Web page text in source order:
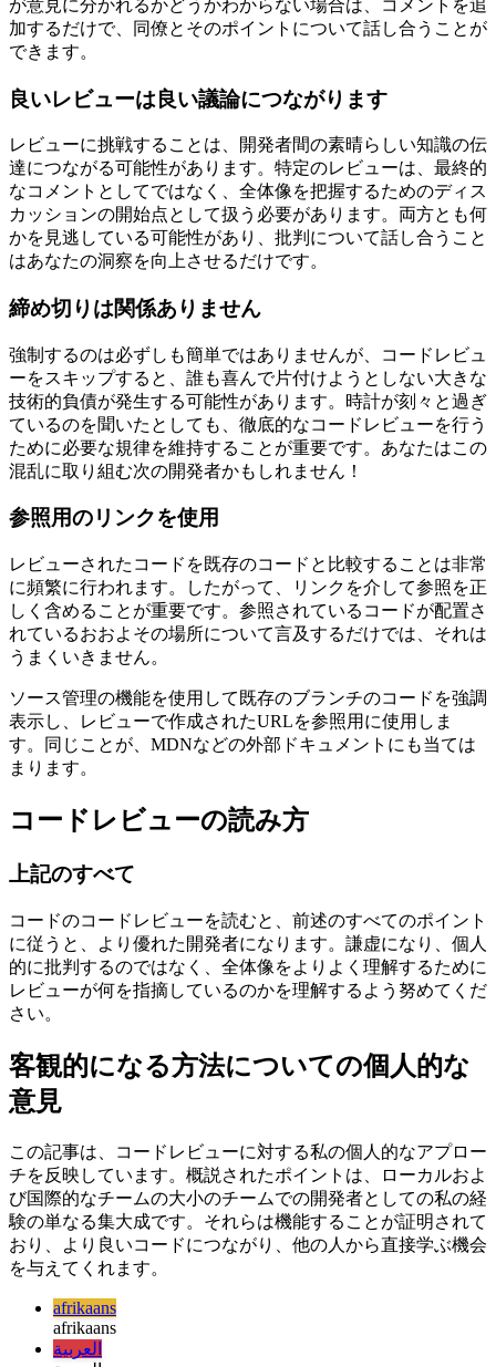
意見が省略されることです。たとえば、コードスタイルが保
守可能で、読みやすく、テスト可能である限り、コードスタ
イルがどのように見えるかは問題ではありません。レビュー
加するだけで、同僚とそのポイントについて話し合うことが
良いレビューは良い議論につながります
レビューに挑戦することは、開発者間の素晴らしい知識の伝
達につながる可能性があります。特定のレビューは、最終的
なコメントとしてではなく、全体像を把握するためのディス
かを見逃している可能性があり、批判について話し合うこと
締め切りは関係ありません
強制するのは必ずしも簡単ではありませんが、コードレビュ
ーをスキップすると、誰も喜んで片付けようとしない大きな
技術的負債が発生する可能性があります。時計が刻々と過ぎ
ために必要な規律を維持することが重要です。あなたはこの
参照用のリンクを使用
レビューされたコードを既存のコードと比較することは非常
に頻繁に行われます。したがって、リンクを介して参照を正
れているおおよその場所について言及するだけでは、それは
うまくいきません。
ソース管理の機能を使用して既存のブランチのコードを強調
す。同じことが、MDNなどの外部ドキュメントにも当ては
まります。
コードレビューの読み方
上記のすべて
コードのコードレビューを読むと、前述のすべてのポイント
に従うと、より優れた開発者になります。謙虚になり、個人
レビューが何を指摘しているのかを理解するよう努めてくだ
さい。
客観的になる方法についての個人的な
意見
この記事は、コードレビューに対する私の個人的なアプロー
チを反映しています。概説されたポイントは、ローカルおよ
び国際的なチームの大小のチームでの開発者としての私の経
おり、より良いコードにつながり、他の人から直接学ぶ機会
を与えてくれます。